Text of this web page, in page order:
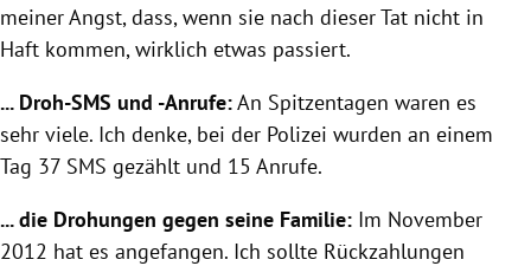
meiner Angst, dass, wenn sie nach dieser Tat nicht in
Haft kommen, wirklich etwas passiert.
... Droh-SMS und -Anrufe:An Spitzentagen waren es
sehr viele. Ich denke, bei der Polizei wurden an einem
Tag 37 SMS gezählt und 15 Anrufe.
... die Drohungen gegen seine Familie: Im November
2012 hat es angefangen. Ich sollte Rückzahlungen